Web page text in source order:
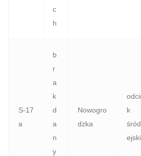
c
h
S‑17
a
b
r
a
k
d
a
n
y
Nowogro
dzka
k
ejski